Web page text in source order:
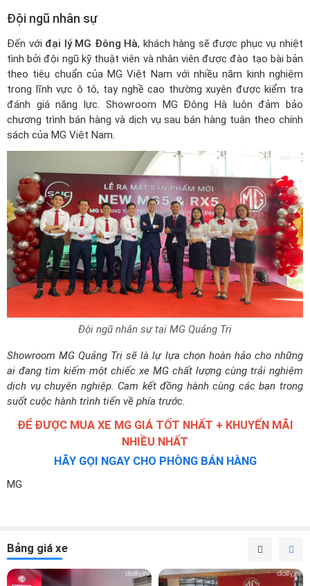
Đội ngũ nhân sự
Đến với đại lý MG Đông Hà, khách hàng sẽ được phục vụ nhiệt
tình bởi đội ngũ kỹ thuật viên và nhân viên được đào tạo bài bản
theo tiêu chuẩn của MG Việt Nam với nhiều năm kinh nghiệm
trong lĩnh vực ô tô, tay nghề cao thường xuyên được kiểm tra
đánh giá năng lực. Showroom MG Đông Hà luôn đảm bảo
chương trình bán hàng và dịch vụ sau bán hàng tuân theo chính
sách của MG Việt Nam.
Đội ngũ nhân sự tại MG Quảng Trị
Showroom MG Quảng Trị sẽ là lự lựa chọn hoàn hảo cho những
ai đang tìm kiếm một chiếc xe MG chất lượng cùng trải nghiệm
dịch vụ chuyên nghiệp. Cam kết đồng hành cùng các bạn trong
suốt cuộc hành trình tiến về phía trước.
ĐỂ ĐƯỢC MUA XE MG GIÁ TỐT NHẤT + KHUYẾN MÃI
NHIỀU NHẤT
HÃY GỌI NGAY CHO PHÒNG BÁN HÀNG
MG
Bảng giá xe